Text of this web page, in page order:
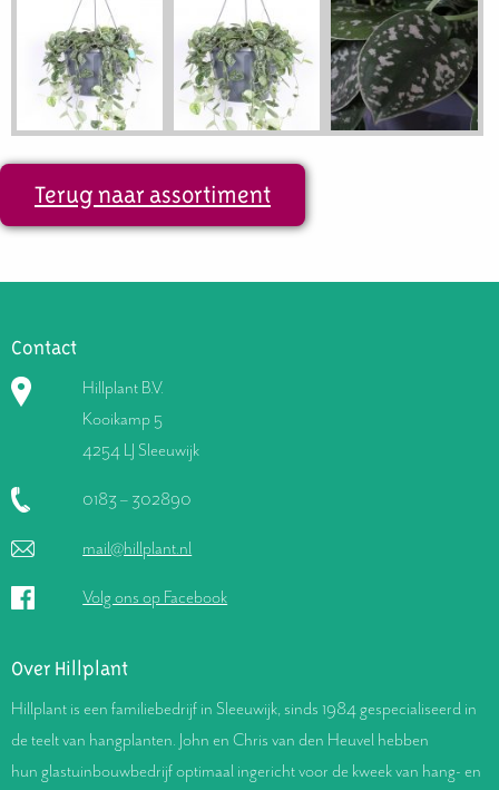
Terug naar assortiment
Contact
Hillplant B.V.
Kooikamp 5
4254 LJ Sleeuwijk
0183 – 302890
mail@hillplant.nl
Volg ons op Facebook
Over Hillplant
Hillplant is een familiebedrijf in Sleeuwijk, sinds 1984 gespecialiseerd in
de teelt van hangplanten. John en Chris van den Heuvel hebben
hun glastuinbouwbedrijf optimaal ingericht voor de kweek van hang- en